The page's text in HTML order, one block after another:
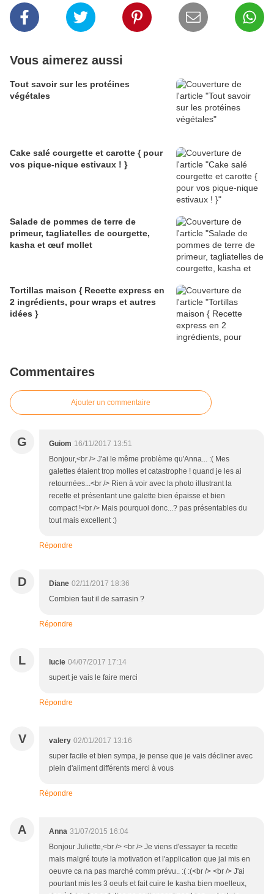
Vous aimerez aussi
Tout savoir sur les protéines
végétales
Cake salé courgette et carotte { pour
vos pique-nique estivaux ! }
Salade de pommes de terre de
primeur, tagliatelles de courgette,
kasha et œuf mollet
Tortillas maison { Recette express en
2 ingrédients, pour wraps et autres
idées }
Commentaires
Ajouter un commentaire
G Guiom 16/11/2017 13:51
Bonjour,<br /> J'ai le même problème qu'Anna... :( Mes
galettes étaient trop molles et catastrophe ! quand je les ai
retournées...<br /> Rien à voir avec la photo illustrant la
recette et présentant une galette bien épaisse et bien
compact !<br /> Mais pourquoi donc...? pas présentables du
tout mais excellent :)
Répondre
D Diane 02/11/2017 18:36
Combien faut il de sarrasin ?
Répondre
L lucie 04/07/2017 17:14
supert je vais le faire merci
Répondre
V valery 02/01/2017 13:16
super facile et bien sympa, je pense que je vais décliner avec
plein d'aliment différents merci à vous
Répondre
A Anna 31/07/2015 16:04
Bonjour Juliette,<br /> <br /> Je viens d'essayer ta recette
mais malgré toute la motivation et l'application que jai mis en
oeuvre ca na pas marché comm prévu.. :( :(<br /> <br /> J'ai
pourtant mis les 3 oeufs et fait cuire le kasha bien moelleux,